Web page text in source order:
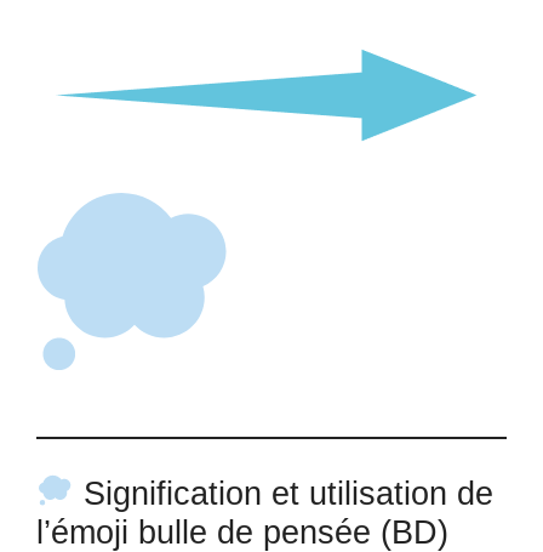
Signification et utilisation de
l’émoji bulle de pensée (BD)